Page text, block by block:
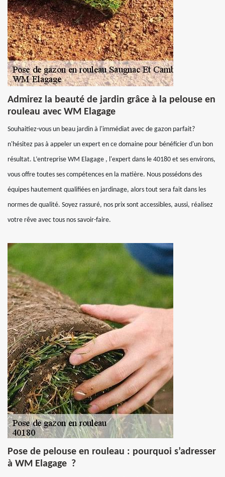
Admirez la beauté de jardin grâce à la pelouse en
rouleau avec WM Elagage
Souhaitiez-vous un beau jardin à l'immédiat avec de gazon parfait?
n'hésitez pas à appeler un expert en ce domaine pour bénéficier d'un bon
résultat. L’entreprise WM Elagage , l'expert dans le 40180 et ses environs,
vous offre toutes ses compétences en la matière. Nous possédons des
équipes hautement qualifiées en jardinage, alors tout sera fait dans les
normes de qualité. Soyez rassuré, nos prix sont accessibles, aussi, réalisez
votre rêve avec tous nos savoir-faire.
Pose de pelouse en rouleau : pourquoi s’adresser
à WM Elagage ?